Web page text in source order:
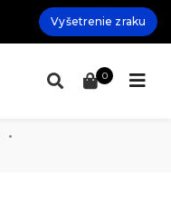
Vyšetrenie zraku
0